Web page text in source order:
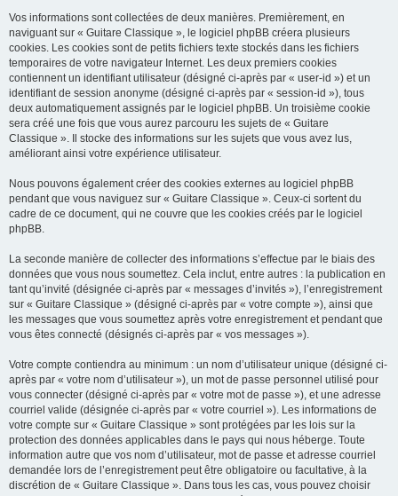
Vos informations sont collectées de deux manières. Premièrement, en
naviguant sur « Guitare Classique », le logiciel phpBB créera plusieurs
cookies. Les cookies sont de petits fichiers texte stockés dans les fichiers
temporaires de votre navigateur Internet. Les deux premiers cookies
contiennent un identifiant utilisateur (désigné ci-après par « user-id ») et un
identifiant de session anonyme (désigné ci-après par « session-id »), tous
deux automatiquement assignés par le logiciel phpBB. Un troisième cookie
sera créé une fois que vous aurez parcouru les sujets de « Guitare
Classique ». Il stocke des informations sur les sujets que vous avez lus,
améliorant ainsi votre expérience utilisateur.
Nous pouvons également créer des cookies externes au logiciel phpBB
pendant que vous naviguez sur « Guitare Classique ». Ceux-ci sortent du
cadre de ce document, qui ne couvre que les cookies créés par le logiciel
phpBB.
La seconde manière de collecter des informations s’effectue par le biais des
données que vous nous soumettez. Cela inclut, entre autres : la publication en
tant qu’invité (désignée ci-après par « messages d’invités »), l’enregistrement
sur « Guitare Classique » (désigné ci-après par « votre compte »), ainsi que
les messages que vous soumettez après votre enregistrement et pendant que
vous êtes connecté (désignés ci-après par « vos messages »).
Votre compte contiendra au minimum : un nom d’utilisateur unique (désigné ci-
après par « votre nom d’utilisateur »), un mot de passe personnel utilisé pour
vous connecter (désigné ci-après par « votre mot de passe »), et une adresse
courriel valide (désignée ci-après par « votre courriel »). Les informations de
votre compte sur « Guitare Classique » sont protégées par les lois sur la
protection des données applicables dans le pays qui nous héberge. Toute
information autre que vos nom d’utilisateur, mot de passe et adresse courriel
demandée lors de l’enregistrement peut être obligatoire ou facultative, à la
discrétion de « Guitare Classique ». Dans tous les cas, vous pouvez choisir